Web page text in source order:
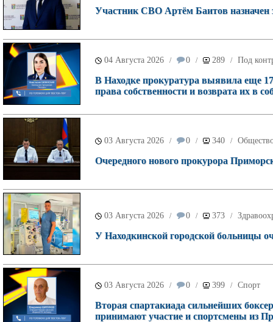
Участник СВО Артём Баитов назначен
04 Августа 2026 / 0 / 289 / Под
В Находке прокуратура выявила еще
права собственности и возврата их в
03 Августа 2026 / 0 / 340 /
Очередного нового прокурора
03 Августа 2026 / 0 / 373 /
У Находкинской городской больницы
03 Августа 2026 / 0 / 399 / Спорт
Вторая спартакиада сильнейших
принимают участие и спортсмены из